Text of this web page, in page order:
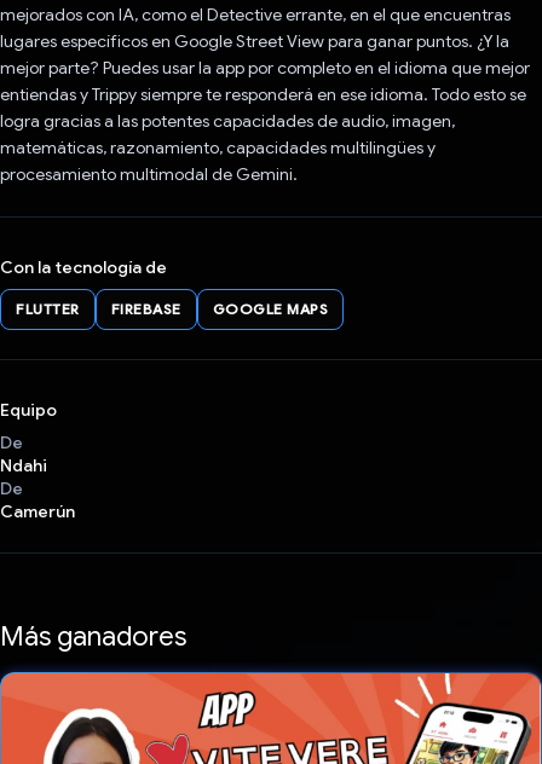
mejorados con IA, como el Detective errante, en el que encuentras
lugares específicos en Google Street View para ganar puntos. ¿Y la
mejor parte? Puedes usar la app por completo en el idioma que mejor
entiendas y Trippy siempre te responderá en ese idioma. Todo esto se
logra gracias a las potentes capacidades de audio, imagen,
matemáticas, razonamiento, capacidades multilingües y
procesamiento multimodal de Gemini.
Con la tecnología de
FLUTTER FIREBASE GOOGLE MAPS
Equipo
De
Ndahi
De
Camerún
Más ganadores